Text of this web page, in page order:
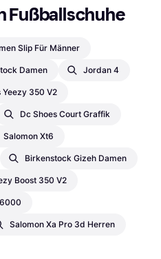
Fußballschuhe
Slip Für Männer
Damen Jordan 4
Yeezy 350 V2
Dc Shoes Court Graffik
Salomon Xt6
Birkenstock Gizeh Damen
Boost 350 V2
Salomon Xa Pro 3d Herren